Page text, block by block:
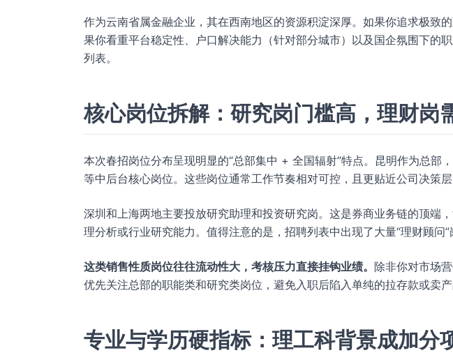
作为云南省属金融企业，其在西南地区的资源积淀深厚。如果你追求极致
果你看重平台稳定性、户口解决能力（针对部分城市）以及国企氛围下的
列表。
核心岗位拆解：研究岗门槛高，理财岗
本次春招岗位分布呈现明显的“总部集中 + 全国辐射”特点。昆明作为总部
等中后台核心岗位。这些岗位通常工作节奏相对可控，且更贴近公司决策层
深圳和上海两地主要投放研究助理和投资研究岗。这是券商业务链的顶端
理分析或行业研究能力。值得注意的是，招聘列表中出现了大量“理财顾问”
这类销售性质岗位往往流动性大，考核压力直接挂钩业绩。 除非你对市场
优先关注总部的职能类和研究类岗位，避免入职后陷入单纯的拉存款或卖产
专业与学历硬指标：理工科背景成加分